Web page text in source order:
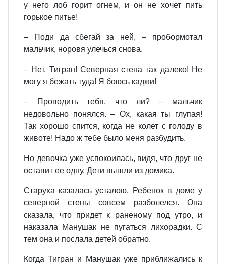
у него лоб горит огнем, и он не хочет пить
горькое питье!
– Поди да сбегай за ней, – пробормотал
мальчик, норовя улечься снова.
– Нет, Тигран! Северная стена так далеко! Не
могу я бежать туда! Я боюсь каджи!
– Проводить тебя, что ли? – мальчик
недовольно понялся. – Ох, какая ты глупая!
Так хорошо спится, когда не колет с голоду в
животе! Надо ж тебе было меня разбудить.
Но девочка уже успокоилась, видя, что друг не
оставит ее одну. Дети вышли из домика.
Старуха казалась усталою. Ребенок в доме у
северной стены совсем разболелся. Она
сказала, что придет к раненому под утро, и
наказала Манушак не пугаться лихорадки. С
тем она и послала детей обратно.
Когда Тигран и Манушак уже приближались к